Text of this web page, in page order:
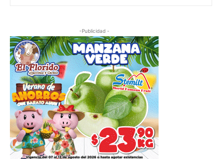
-Publicidad -